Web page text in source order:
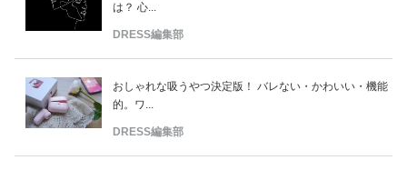
は？ 心...
DRESS編集部
おしゃれな吸うやつ決定版！ バレない・かわいい・機能
的。ワ...
DRESS編集部